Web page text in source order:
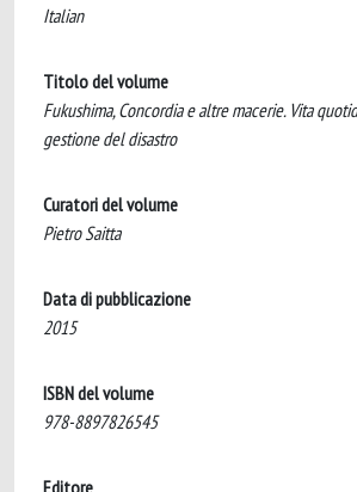
Italian
Titolo del volume
Fukushima, Concordia e altre macerie. Vita
gestione del disastro
Curatori del volume
Pietro Saitta
Data di pubblicazione
2015
ISBN del volume
978-8897826545
Editore